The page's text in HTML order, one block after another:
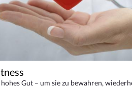
Gut – um sie zu bewahren,